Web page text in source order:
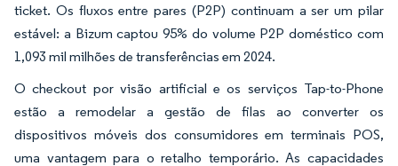
ticket. Os fluxos entre pares (P2P) continuam a ser um pilar
estável: a Bizum captou 95% do volume P2P doméstico com
1,093 mil milhões de transferências em 2024.
O checkout por visão artificial e os serviços Tap-to-Phone
estão a remodelar a gestão de filas ao converter os
dispositivos móveis dos consumidores em terminais POS,
uma vantagem para o retalho temporário. As capacidades